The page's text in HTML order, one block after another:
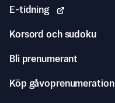
E-tidning
Korsord och sudoku
Bli prenumerant
Köp gåvoprenumeration